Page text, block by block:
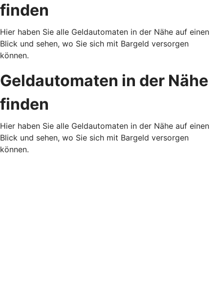
finden
Hier haben Sie alle Geldautomaten in der Nähe auf einen
Blick und sehen, wo Sie sich mit Bargeld versorgen
können.
Geldautomaten in der Nähe
finden
Hier haben Sie alle Geldautomaten in der Nähe auf einen
Blick und sehen, wo Sie sich mit Bargeld versorgen
können.